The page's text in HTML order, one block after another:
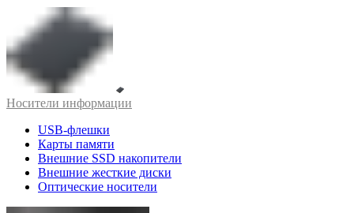
Носители информации
USB-флешки
Карты памяти
Внешние SSD накопители
Внешние жесткие диски
Оптические носители